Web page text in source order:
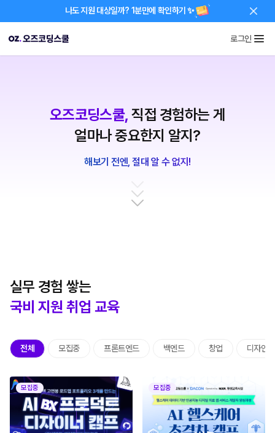
나도 지원 대상일까? 1분만에 확인하기 ✨
로그인
오즈코딩스쿨, 직접 경험하는 게
개발자 취업,프로젝트 경험이
얼마나 중요한지 알지?
해보기 전엔, 절대 알 수 없지!
실무 경험 쌓는
국비 지원 취업 교육
전체 모집중 프론트엔드 백엔드 창업 디자인
모집중 모집중